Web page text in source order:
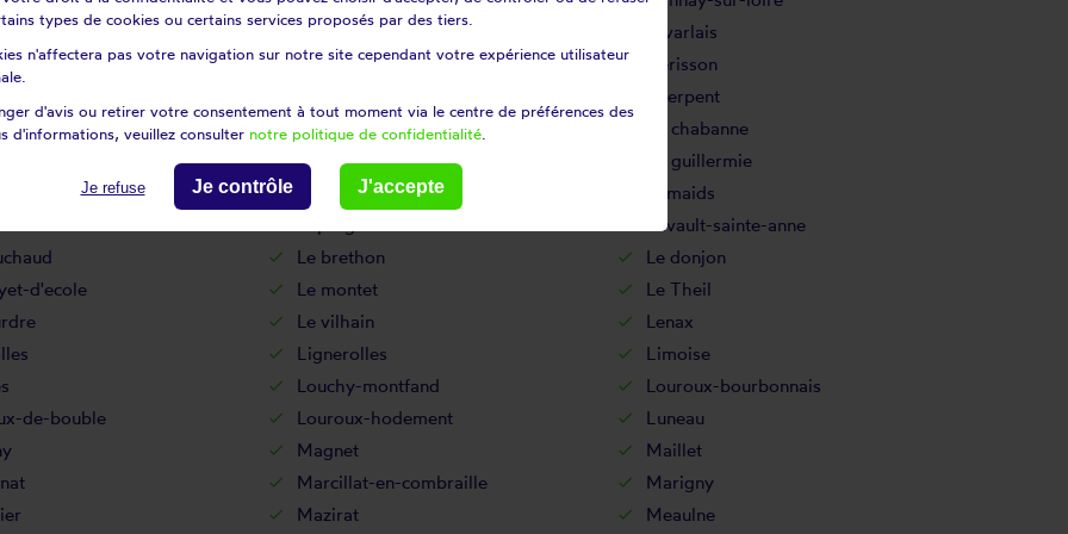
Gipcy
Givarlais
Hauterive
Hérisson
Isserpent
La celle
La chabanne
La ferté-hauterive
La guillermie
Lalizolle
Lamaids
Lavault-sainte-anne
Le brethon
Le donjon
d'ecole Le montet
Le Theil
Le vilhain
Lenax
Lignerolles
Limoise
Louchy-montfand
Louroux-bourbonnais
de-bouble Louroux-hodement
Luneau
Magnet
Maillet
Marcillat-en-combraille
Marigny
Mazirat
Meaulne
types de cookies ou certains services proposés par des tiers.
n'affectera pas votre navigation sur notre site cependant votre expérience utilisateur
d'avis ou retirer votre consentement à tout moment via le centre de préférences des
d'informations, veuillez consulter notre politique de confidentialité
Je refuse Je contrôle J'accepte